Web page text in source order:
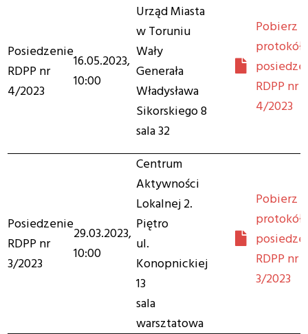
Posiedzenie
RDPP nr
4/2023
16.05.2023,
10:00
Urząd Miasta
w Toruniu
Wały
Generała
Władysława
Sikorskiego 8
sala 32
Pobierz
protokół
RDPP nr
4/2023
Posiedzenie
RDPP nr
3/2023
29.03.2023,
10:00
Centrum
Aktywności
Lokalnej 2.
Piętro
ul.
Konopnickiej
13
sala
warsztatowa
Pobierz
protokół
RDPP nr
3/2023